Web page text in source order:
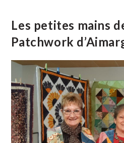
Les petites mains
Patchwork